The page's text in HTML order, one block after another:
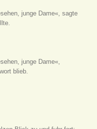
junge Dame«, sagte
junge Dame«,
blieb.